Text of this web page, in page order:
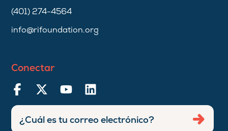
(401) 274-4564
info@rifoundation.org
Conectar
Ingresar
dirección
Enviar